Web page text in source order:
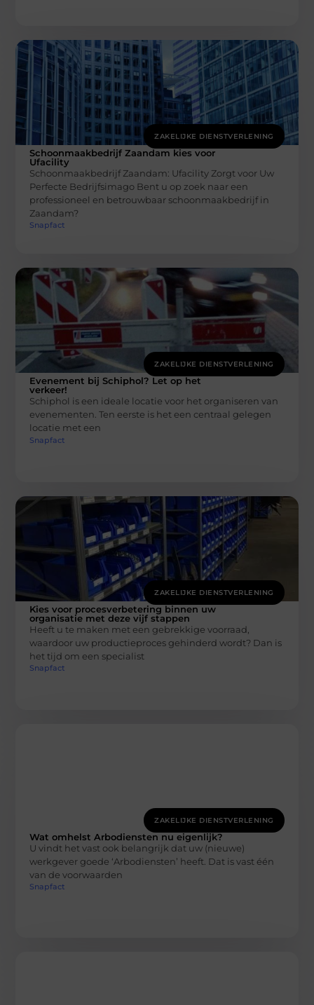
ZAKELIJKE DIENSTVERLENING
Schoonmaakbedrijf Zaandam kies voor
Ufacility
Schoonmaakbedrijf Zaandam: Ufacility Zorgt voor Uw
Perfecte Bedrijfsimago Bent u op zoek naar een
professioneel en betrouwbaar schoonmaakbedrijf in
Zaandam?
Snapfact
ZAKELIJKE DIENSTVERLENING
Evenement bij Schiphol? Let op het
verkeer!
Schiphol is een ideale locatie voor het organiseren van
evenementen. Ten eerste is het een centraal gelegen
locatie met een
Snapfact
ZAKELIJKE DIENSTVERLENING
Kies voor procesverbetering binnen uw
organisatie met deze vijf stappen
Heeft u te maken met een gebrekkige voorraad,
waardoor uw productieproces gehinderd wordt? Dan is
het tijd om een specialist
Snapfact
ZAKELIJKE DIENSTVERLENING
Wat omhelst Arbodiensten nu eigenlijk?
U vindt het vast ook belangrijk dat uw (nieuwe)
werkgever goede ‘Arbodiensten’ heeft. Dat is vast één
van de voorwaarden
Snapfact